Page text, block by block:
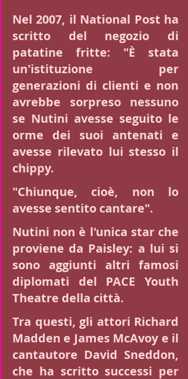
Nel 2007, il National Post ha
scritto del negozio di
patatine fritte: "È stata
un'istituzione per
generazioni di clienti e non
avrebbe sorpreso nessuno
se Nutini avesse seguito le
orme dei suoi antenati e
avesse rilevato lui stesso il
chippy.
"Chiunque, cioè, non lo
avesse sentito cantare".
Nutini non è l'unica star che
proviene da Paisley: a lui si
sono aggiunti altri famosi
diplomati del PACE Youth
Theatre della città.
Tra questi, gli attori Richard
Madden e James McAvoy e il
cantautore David Sneddon,
che ha scritto successi per